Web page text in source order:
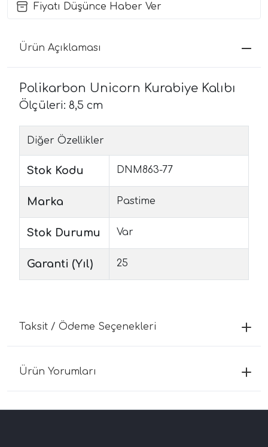
Fiyatı Düşünce Haber Ver
Ürün Açıklaması
Polikarbon Unicorn Kurabiye Kalıbı
Ölçüleri: 8,5 cm
Diğer Özellikler
Stok Kodu DNM863-77
Marka Pastime
Stok Durumu Var
Garanti (Yıl) 25
Taksit / Ödeme Seçenekleri
Ürün Yorumları